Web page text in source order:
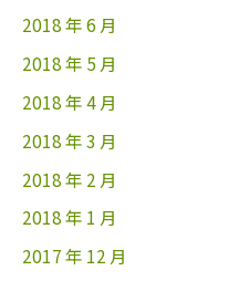
2018 年 6 月
2018 年 5 月
2018 年 4 月
2018 年 3 月
2018 年 2 月
2018 年 1 月
2017 年 12 月